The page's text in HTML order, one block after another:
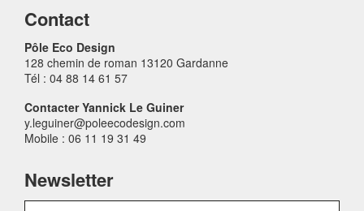
Contact
Pôle Eco Design
128 chemin de roman 13120 Gardanne
Tél : 04 88 14 61 57
Contacter Yannick Le Guiner
y.leguiner@poleecodesign.com
Mobile : 06 11 19 31 49
Newsletter